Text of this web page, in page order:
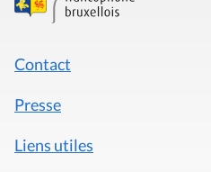
Contact
Presse
Liens utiles